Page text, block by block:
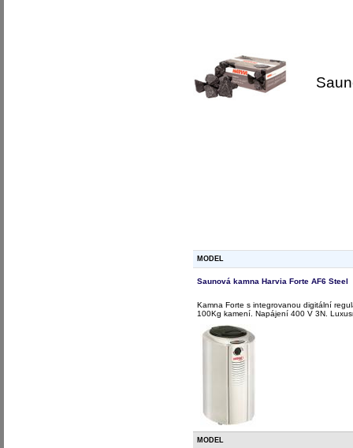
MODEL
Saunová kamna Harvia Forte AF6 Steel
Kamna Forte s integrovanou digitální
100Kg kamení. Napájení 400 V 3N.
MODEL